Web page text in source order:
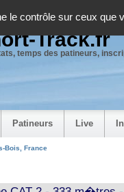
le contrôle sur ceux que
Track.fr
temps des patineurs,
Patineurs Live
Bois, France